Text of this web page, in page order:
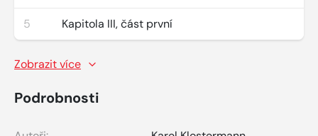
5 Kapitola III, část první
Zobrazit více
Podrobnosti